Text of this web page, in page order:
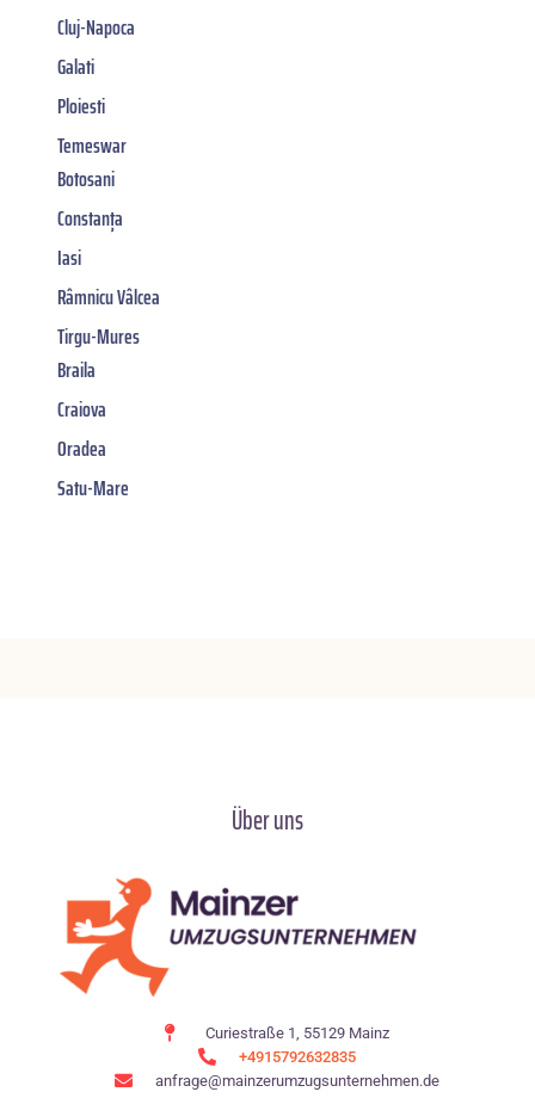
Cluj-Napoca
Galati
Ploiesti
Temeswar
Botosani
Constanța
Iasi
Râmnicu Vâlcea
Tirgu-Mures
Braila
Craiova
Oradea
Satu-Mare
Über uns
Curiestraße 1, 55129 Mainz
+4915792632835
anfrage@mainzerumzugsunternehmen.de